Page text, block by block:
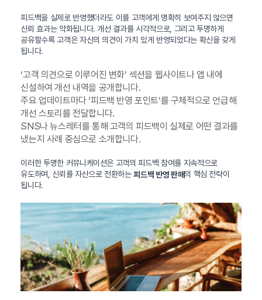
피드백을 실제로 반영했더라도 이를 고객에게 명확히 보여주지 않으면
신뢰 효과는 약화됩니다. 개선 결과를 시각적으로, 그리고 투명하게
공유할수록 고객은 자신의 의견이 가치 있게 반영되었다는 확신을 갖게
됩니다.
‘고객 의견으로 이루어진 변화’ 섹션을 웹사이트나 앱 내에
신설하여 개선 내역을 공개합니다.
주요 업데이트마다 ‘피드백 반영 포인트’를 구체적으로 언급해
개선 스토리를 전달합니다.
SNS나 뉴스레터를 통해 고객의 피드백이 실제로 어떤 결과를
냈는지 사례 중심으로 소개합니다.
이러한 투명한 커뮤니케이션은 고객의 피드백 참여를 지속적으로
유도하며, 신뢰를 자산으로 전환하는피드백 반영 판매의 핵심 전략이
됩니다.